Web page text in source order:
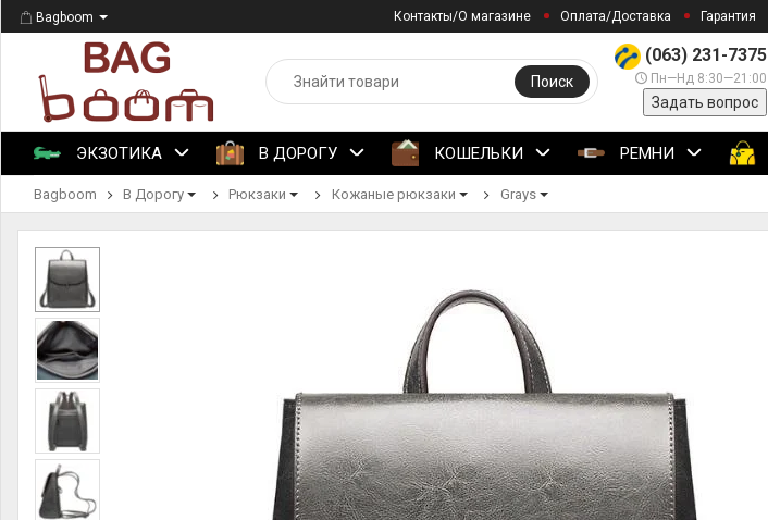
Bagboom Контакты/О магазине Оплата/Доставка Гарантия
(063) 231-7375
Пн—Нд 8:30—21:00
Задать вопрос
Поиск
ЭКЗОТИКА В ДОРОГУ КОШЕЛЬКИ РЕМНИ
Bagboom В Дорогу Рюкзаки Кожаные рюкзаки Grays